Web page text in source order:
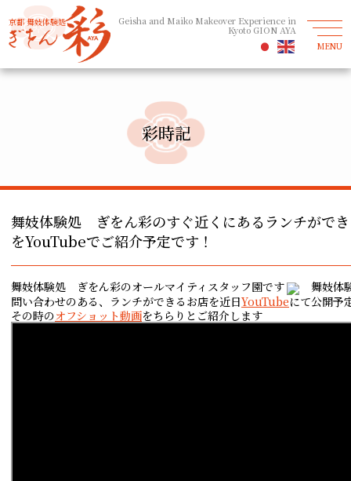
京都 舞妓体験処 Geisha and Maiko Makeover Experience in
Kyoto GION AYA
MENU
彩時記
舞妓体験処 ぎをん彩のすぐ近くにあるランチがで
をYouTubeでご紹介予定です！
舞妓体験処 ぎをん彩のオールマイティスタッフ園です
舞妓体
問い合わせのある、ランチができるお店を近日YouTubeにて公開予
その時のオフショット動画をちらりとご紹介します